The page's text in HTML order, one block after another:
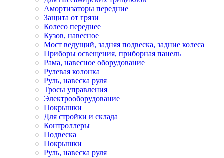
Амортизаторы передние
Защита от грязи
Колесо переднее
Кузов, навесное
Мост ведущий, задняя подвеска, задние колеса
Приборы освещения, приборная панель
Рама, навесное оборудование
Рулевая колонка
Руль, навеска руля
Тросы управления
Электрооборудование
Покрышки
Для стройки и склада
Контроллеры
Подвеска
Покрышки
Руль, навеска руля